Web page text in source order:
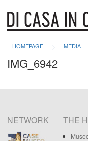
HOMEPAGE MEDIA
IMG_6942
NETWORK THE